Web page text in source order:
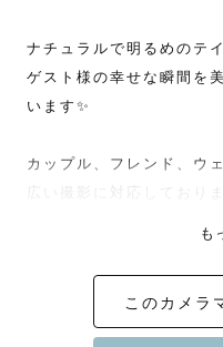
ナチュラルで明るめのテ
ゲスト様の幸せな瞬間を
います✨
カップル、フレンド、ウ
にも、ご相談しながらし
撮りたいイメージなどあ
も
このカメラ